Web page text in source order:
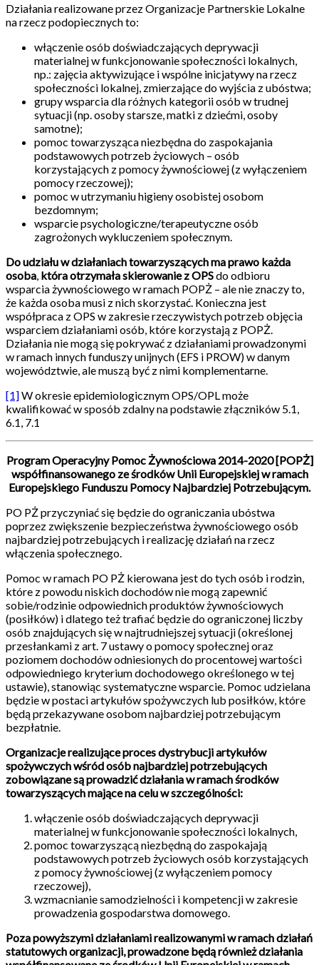
Działania realizowane przez Organizacje Partnerskie Lokalne
na rzecz podopiecznych to:
włączenie osób doświadczających deprywacji
materialnej w funkcjonowanie społeczności lokalnych,
np.: zajęcia aktywizujące i wspólne inicjatywy na rzecz
społeczności lokalnej, zmierzające do wyjścia z ubóstwa;
grupy wsparcia dla różnych kategorii osób w trudnej
sytuacji (np. osoby starsze, matki z dziećmi, osoby
samotne);
pomoc towarzysząca niezbędna do zaspokajania
podstawowych potrzeb życiowych – osób
korzystających z pomocy żywnościowej (z wyłączeniem
pomocy rzeczowej);
pomoc w utrzymaniu higieny osobistej osobom
bezdomnym;
wsparcie psychologiczne/terapeutyczne osób
zagrożonych wykluczeniem społecznym.
Do udziału w działaniach towarzyszących ma prawo każda
osoba, która otrzymała skierowanie z OPSdo odbioru
wsparcia żywnościowego w ramach POPŻ – ale nie znaczy to,
że każda osoba musi z nich skorzystać. Konieczna jest
współpraca z OPS w zakresie rzeczywistych potrzeb objęcia
wsparciem działaniami osób, które korzystają z POPŻ.
Działania nie mogą się pokrywać z działaniami prowadzonymi
w ramach innych funduszy unijnych (EFS i PROW) w danym
województwie, ale muszą być z nimi komplementarne.
[1]W okresie epidemiologicznym OPS/OPL może
kwalifikować w sposób zdalny na podstawie złączników 5.1,
6.1, 7.1
Program Operacyjny Pomoc Żywnościowa 2014-2020 [POPŻ]
współfinansowanego ze środków Unii Europejskiej w ramach
Europejskiego Funduszu Pomocy Najbardziej Potrzebującym.
PO PŻ przyczyniać się będzie do ograniczania ubóstwa
poprzez zwiększenie bezpieczeństwa żywnościowego osób
najbardziej potrzebujących i realizację działań na rzecz
włączenia społecznego.
Pomoc w ramach PO PŻ kierowana jest do tych osób i rodzin,
które z powodu niskich dochodów nie mogą zapewnić
sobie/rodzinie odpowiednich produktów żywnościowych
(posiłków) i dlatego też trafiać będzie do ograniczonej liczby
osób znajdujących się w najtrudniejszej sytuacji (określonej
przesłankami z art. 7 ustawy o pomocy społecznej oraz
poziomem dochodów odniesionych do procentowej wartości
odpowiedniego kryterium dochodowego określonego w tej
ustawie), stanowiąc systematyczne wsparcie. Pomoc udzielana
będzie w postaci artykułów spożywczych lub posiłków, które
będą przekazywane osobom najbardziej potrzebującym
bezpłatnie.
Organizacje realizujące proces dystrybucji artykułów
spożywczych wśród osób najbardziej potrzebujących
zobowiązane są prowadzić działania w ramach środków
towarzyszących mające na celu w szczególności:
włączenie osób doświadczających deprywacji
materialnej w funkcjonowanie społeczności lokalnych,
pomoc towarzyszącą niezbędną do zaspokajają
podstawowych potrzeb życiowych osób korzystających
z pomocy żywnościowej (z wyłączeniem pomocy
rzeczowej),
wzmacnianie samodzielności i kompetencji w zakresie
prowadzenia gospodarstwa domowego.
Poza powyższymi działaniami realizowanymi w ramach działań
statutowych organizacji, prowadzone będą również działania